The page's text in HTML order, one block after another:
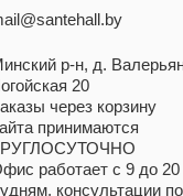
р-н, д.
20
через корзину
принимаются
работает с 9 до 20
консультации